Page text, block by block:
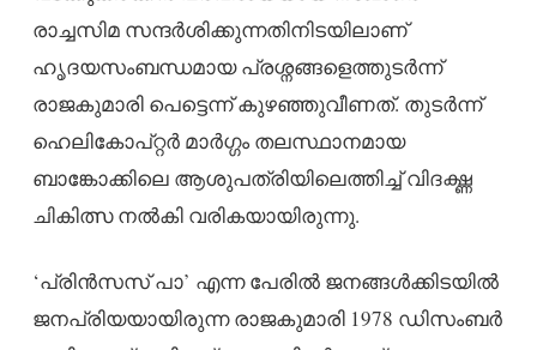
രാച്ചസിമ സന്ദർശിക്കുന്നതിനിടയിലാണ്
ഹൃദയസംബന്ധമായ പ്രശ്നങ്ങളെത്തുടർന്ന്
രാജകുമാരി പെട്ടെന്ന് കുഴഞ്ഞുവീണത്. തുടർന്ന്
ഹെലികോപ്റ്റർ മാർഗ്ഗം തലസ്ഥാനമായ
ബാങ്കോക്കിലെ ആശുപത്രിയിലെത്തിച്ച് വിദഗ്ദ്ധ
ചികിത്സ നൽകി വരികയായിരുന്നു.
‘പ്രിൻസസ് പാ’ എന്ന പേരിൽ ജനങ്ങൾക്കിടയിൽ
ജനപ്രിയയായിരുന്ന രാജകുമാരി 1978 ഡിസംബർ